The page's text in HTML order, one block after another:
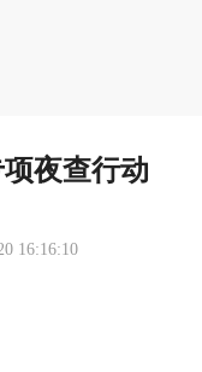
夜查行动
16:16:10